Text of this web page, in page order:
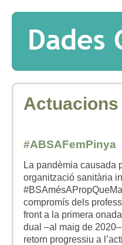
#ABSAFemPinya
La pandèmia causada
organització sanitària
compromís dels
front a la primera
dual –al maig de
retorn progressiu a